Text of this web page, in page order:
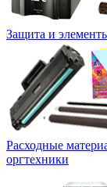
Защита и
Расходные
оргтехники